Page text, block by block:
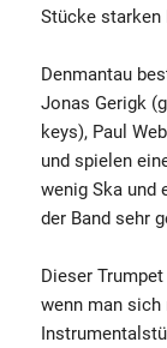
Stücke starken
Denmantau
Jonas Gerigk
keys), Paul
und spielen
wenig Ska und
der Band sehr
Dieser
wenn man sich